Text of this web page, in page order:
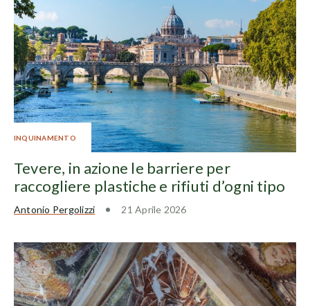
INQUINAMENTO
Tevere, in azione le barriere per
raccogliere plastiche e rifiuti d’ogni tipo
Antonio Pergolizzi 21 Aprile 2026